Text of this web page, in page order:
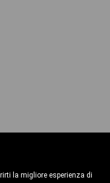
la migliore esperienza di